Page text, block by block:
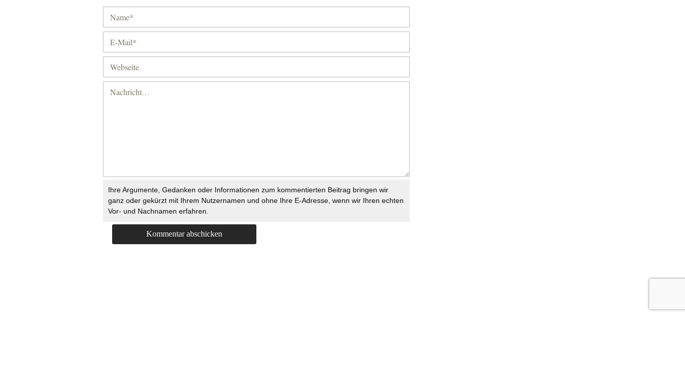
Ihre Argumente, Gedanken oder Informationen zum kommentierten Beitrag bringen wir
ganz oder gekürzt mit Ihrem Nutzernamen und ohne Ihre E-Adresse, wenn wir Ihren echten
Vor- und Nachnamen erfahren.